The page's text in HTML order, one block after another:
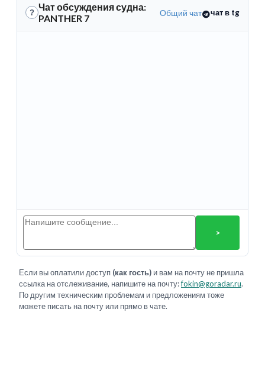
? Чат обсуждения судна:
PANTHER 7
Общий чат чат в tg
>
Если вы оплатили доступ (как гость) и вам на почту не пришла
ссылка на отслеживание, напишите на почту:fokin@goradar.ru.
По другим техническим проблемам и предложениям тоже
можете писать на почту или прямо в чате.